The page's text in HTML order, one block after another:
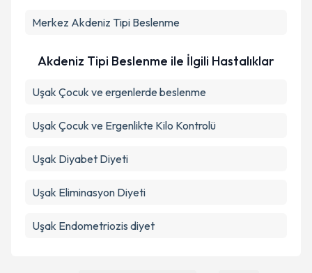
Metni'ni okudum ve kişisel verilerimin belirtilen
Merkez Akdeniz Tipi Beslenme
Akdeniz Tipi Beslenme ile İlgili Hastalıklar
Uşak Çocuk ve ergenlerde beslenme
Uşak Çocuk ve Ergenlikte Kilo Kontrolü
Uşak Diyabet Diyeti
Uşak Eliminasyon Diyeti
Uşak Endometriozis diyet